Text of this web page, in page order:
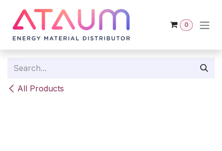
0
All Products